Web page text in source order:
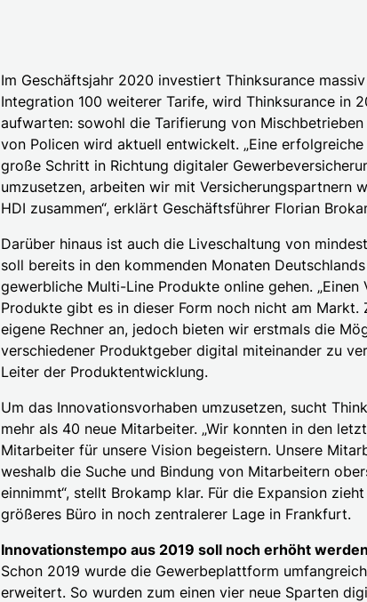
Im Geschäftsjahr 2020 investiert Thinksurance
Integration 100 weiterer Tarife, wird Thinksurance in
aufwarten: sowohl die Tarifierung von
von Policen wird aktuell entwickelt. „Eine
große Schritt in Richtung digitaler
umzusetzen, arbeiten wir mit Versicherungspartnern
HDI zusammen“, erklärt Geschäftsführer Florian
Darüber hinaus ist auch die Liveschaltung von
soll bereits in den kommenden Monaten
gewerbliche Multi-Line Produkte online gehen.
Produkte gibt es in dieser Form noch nicht am Markt.
eigene Rechner an, jedoch bieten wir erstmals die
verschiedener Produktgeber digital miteinander zu
Leiter der Produktentwicklung.
Um das Innovationsvorhaben umzusetzen, sucht
mehr als 40 neue Mitarbeiter. „Wir konnten in den
Mitarbeiter für unsere Vision begeistern. Unsere
weshalb die Suche und Bindung von Mitarbeitern
einnimmt“, stellt Brokamp klar. Für die Expansion
größeres Büro in noch zentralerer Lage in Frankfurt.
Innovationstempo aus 2019 soll noch erhöht werden
Schon 2019 wurde die Gewerbeplattform
erweitert. So wurden zum einen vier neue Sparten